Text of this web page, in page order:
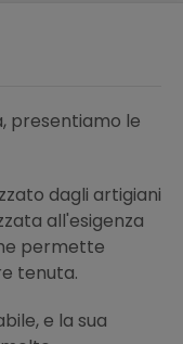
presentiamo le
dagli artigiani
all'esigenza
permette
tenuta.
e la sua